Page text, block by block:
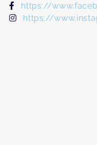
https://
https://